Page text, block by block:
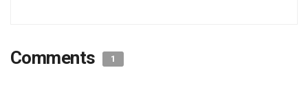
Comments 1